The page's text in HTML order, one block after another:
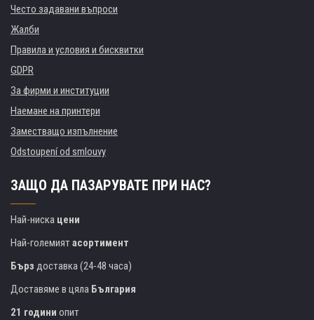
Често задавани въпроси
Жалби
Правила и условия и бисквитки
GDPR
За фирми и институции
Наемане на принтери
Заместващо изпълнение
Odstoupení od smlouvy
ЗАЩО ДА ПАЗАРУВАТЕ ПРИ НАС?
Най-ниска цени
Най-големиятасортимент
Бърз доставка (24-48 часа)
Доставяме в цяла България
21 години опит